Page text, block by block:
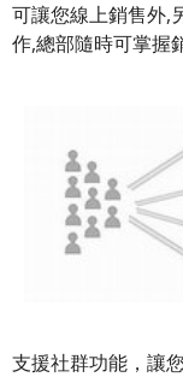
可讓您線上銷售外,
作,總部隨時可掌握
支援社群功能，讓